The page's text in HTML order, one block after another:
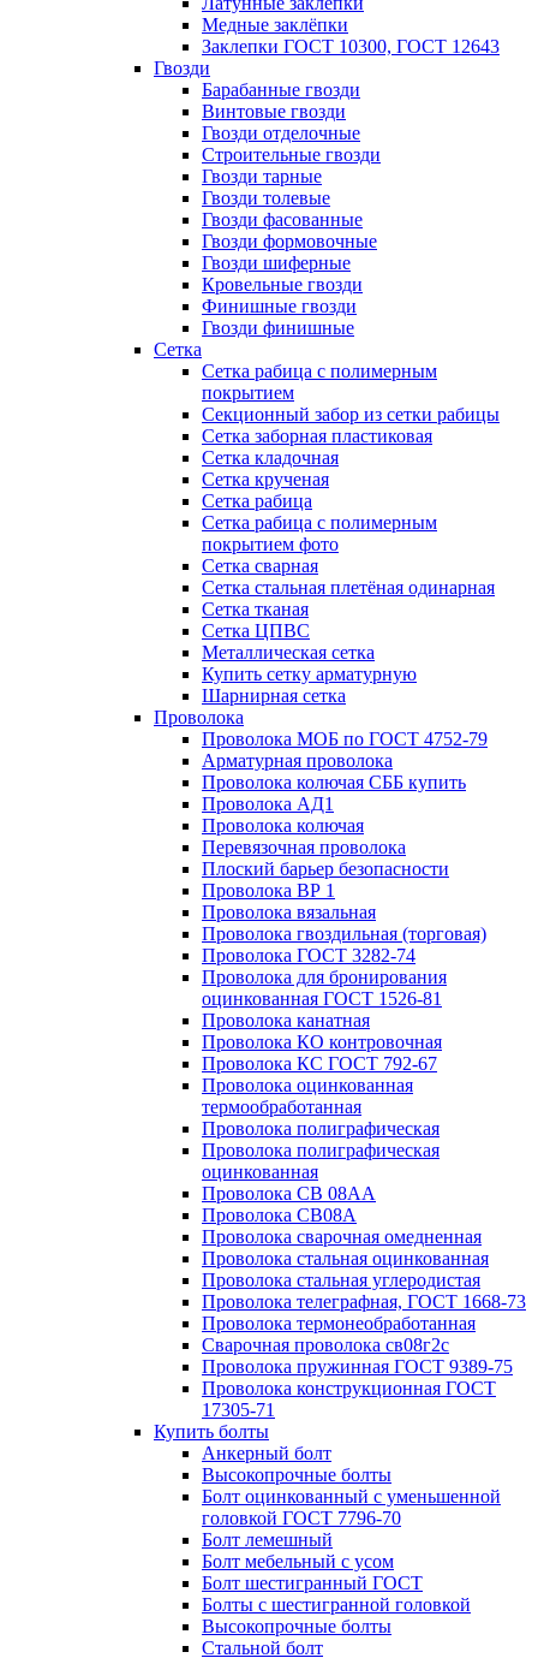
Медные заклёпки
Заклепки ГОСТ 10300, ГОСТ 12643
Гвозди
Барабанные гвозди
Винтовые гвозди
Гвозди отделочные
Строительные гвозди
Гвозди тарные
Гвозди толевые
Гвозди фасованные
Гвозди формовочные
Гвозди шиферные
Кровельные гвозди
Финишные гвозди
Гвозди финишные
Сетка
Сетка рабица с полимерным
покрытием
Секционный забор из сетки рабицы
Сетка заборная пластиковая
Сетка кладочная
Сетка крученая
Сетка рабица
Сетка рабица с полимерным
покрытием фото
Сетка сварная
Сетка стальная плетёная одинарная
Сетка тканая
Сетка ЦПВС
Металлическая сетка
Купить сетку арматурную
Шарнирная сетка
Проволока
Проволока МОБ по ГОСТ 4752-79
Арматурная проволока
Проволока колючая СББ купить
Проволока АД1
Проволока колючая
Перевязочная проволока
Плоский барьер безопасности
Проволока ВР 1
Проволока вязальная
Проволока гвоздильная (торговая)
Проволока ГОСТ 3282-74
Проволока для бронирования
оцинкованная ГОСТ 1526-81
Проволока канатная
Проволока КО контровочная
Проволока КС ГОСТ 792-67
Проволока оцинкованная
термообработанная
Проволока полиграфическая
Проволока полиграфическая
оцинкованная
Проволока СВ 08АА
Проволока СВ08А
Проволока сварочная омедненная
Проволока стальная оцинкованная
Проволока стальная углеродистая
Проволока телеграфная, ГОСТ 1668-73
Проволока термонеобработанная
Сварочная проволока св08г2с
Проволока пружинная ГОСТ 9389-75
Проволока конструкционная ГОСТ
17305-71
Купить болты
Анкерный болт
Высокопрочные болты
Болт оцинкованный с уменьшенной
головкой ГОСТ 7796-70
Болт лемешный
Болт мебельный с усом
Болт шестигранный ГОСТ
Болты с шестигранной головкой
Высокопрочные болты
Стальной болт